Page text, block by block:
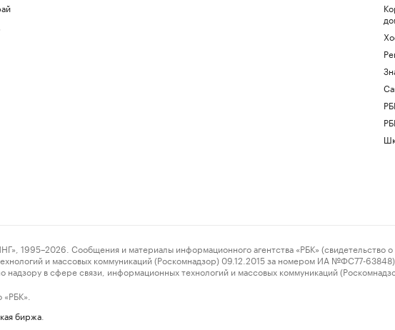
Сообщения и материалы информационного агентства «РБК» (свидетельство о
и массовых коммуникаций (Роскомнадзор) 09.12.2015 за номером ИА №ФС77-63848)
в сфере связи, информационных технологий и массовых коммуникаций
биржа